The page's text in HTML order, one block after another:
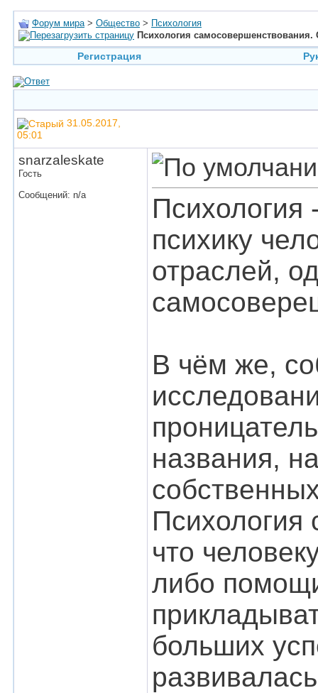
Форум мира > Общество > Психология
Психология самосовершенствования.
Регистрация
31.05.2017,
05:01
snarzaleskate
Гость
Сообщений: n/a
Психология
психику
отраслей,
В чём же,
названия,
Психология
что
либо
больших